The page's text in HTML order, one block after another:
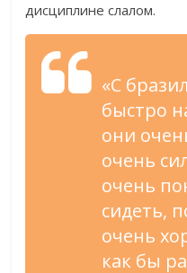
дисциплине слалом.
«С
быстро
они
очень
очень
сидеть,
очень
как бы